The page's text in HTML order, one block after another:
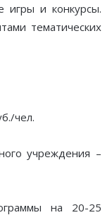
игры и конкурсы.
тематических
чел.
учреждения –
на 20-25